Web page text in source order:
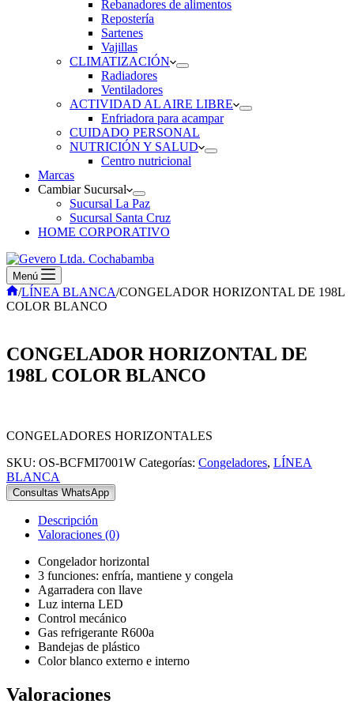
Rebanadores de alimentos
Repostería
Sartenes
Vajillas
CLIMATIZACIÓN
Radiadores
Ventiladores
ACTIVIDAD AL AIRE LIBRE
Enfriadora para acampar
CUIDADO PERSONAL
NUTRICIÓN Y SALUD
Centro nutricional
Marcas
Cambiar Sucursal
Sucursal La Paz
Sucursal Santa Cruz
HOME CORPORATIVO
Menú
Inicio
/LÍNEA BLANCA/CONGELADOR HORIZONTAL DE 198L
COLOR BLANCO
CONGELADOR HORIZONTAL DE
198L COLOR BLANCO
CONGELADORES HORIZONTALES
SKU: OS-BCFMI7001W Categorías: Congeladores, LÍNEA
BLANCA
Consultas WhatsApp
Descripción
Valoraciones (0)
Congelador horizontal
3 funciones: enfría, mantiene y congela
Agarradera con llave
Luz interna LED
Control mecánico
Gas refrigerante R600a
Bandejas de plástico
Color blanco externo e interno
Valoraciones